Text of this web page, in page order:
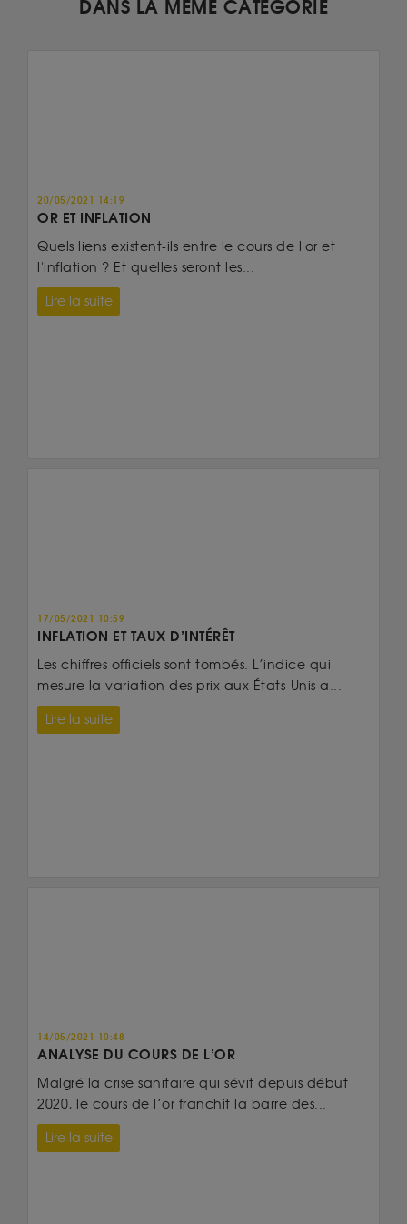
DANS LA MÊME CATÉGORIE
20/05/2021 14:19
OR ET INFLATION
Quels liens existent-ils entre le cours de l'or et
l'inflation ? Et quelles seront les...
Lire la suite
17/05/2021 10:59
INFLATION ET TAUX D’INTÉRÊT
Les chiffres officiels sont tombés. L’indice qui
mesure la variation des prix aux États-Unis a...
Lire la suite
14/05/2021 10:48
ANALYSE DU COURS DE L’OR
Malgré la crise sanitaire qui sévit depuis début
2020, le cours de l’or franchit la barre des...
Lire la suite